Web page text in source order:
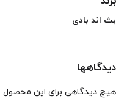
بث اند بادی
دیدگاهها
هیچ دیدگاهی برای این